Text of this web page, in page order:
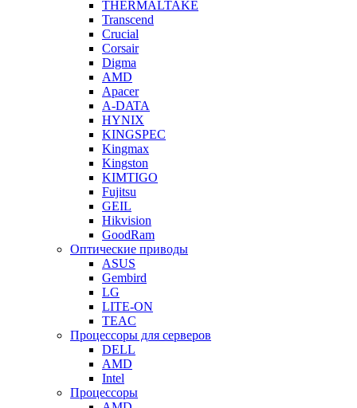
THERMALTAKE
Transcend
Crucial
Corsair
Digma
AMD
Apacer
A-DATA
HYNIX
KINGSPEC
Kingmax
Kingston
KIMTIGO
Fujitsu
GEIL
Hikvision
GoodRam
Оптические приводы
ASUS
Gembird
LG
LITE-ON
TEAC
Процессоры для серверов
DELL
AMD
Intel
Процессоры